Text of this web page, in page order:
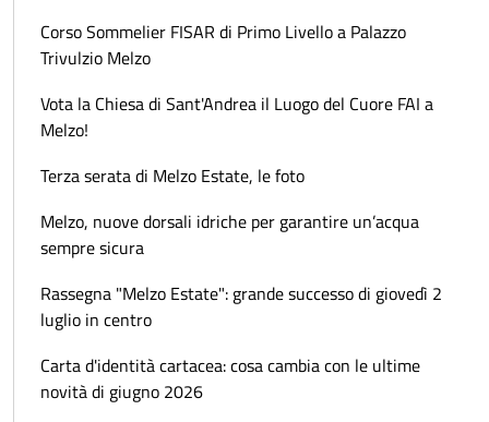
Corso Sommelier FISAR di Primo Livello a Palazzo
Trivulzio Melzo
Vota la Chiesa di Sant'Andrea il Luogo del Cuore FAI a
Melzo!
Terza serata di Melzo Estate, le foto
Melzo, nuove dorsali idriche per garantire un’acqua
sempre sicura
Rassegna "Melzo Estate": grande successo di giovedì 2
luglio in centro
Carta d'identità cartacea: cosa cambia con le ultime
novità di giugno 2026